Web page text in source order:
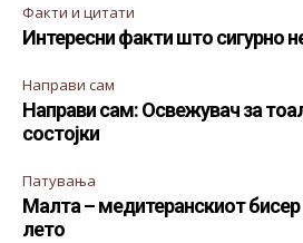
Факти и цитати
Интересни факти што сигурно
Направи сам
Направи сам: Освежувач за
состојки
Патувања
Малта – медитеранскиот
лето